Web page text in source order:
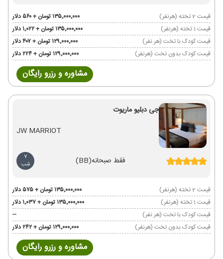
قیمت 2 تخته (هرنفر)
۱۳۵٬۰۰۰٬۰۰۰ تومان + ۵۶۰ دلار
قیمت 1 تخته (هرنفر)
۱۳۵٬۰۰۰٬۰۰۰ تومان + ۱٬۰۲۲ دلار
قیمت کودک با تخت (هر نفر)
۱۲۹٬۰۰۰٬۰۰۰ تومان + ۴۰۷ دلار
قیمت کودک بدون تخت (هرنفر)
۱۲۹٬۰۰۰٬۰۰۰ تومان + ۲۲۴ دلار
مشاوره و رزرو رایگان
جی دبلیو ماریوت
JW MARRIOT
فقط صبحانه(BB)
7
شب
قیمت 2 تخته (هرنفر)
۱۳۵٬۰۰۰٬۰۰۰ تومان + ۵۷۵ دلار
قیمت 1 تخته (هرنفر)
۱۳۵٬۰۰۰٬۰۰۰ تومان + ۱٬۰۳۷ دلار
قیمت کودک با تخت (هر نفر)
--
قیمت کودک بدون تخت (هرنفر)
۱۲۹٬۰۰۰٬۰۰۰ تومان + ۲۴۲ دلار
مشاوره و رزرو رایگان